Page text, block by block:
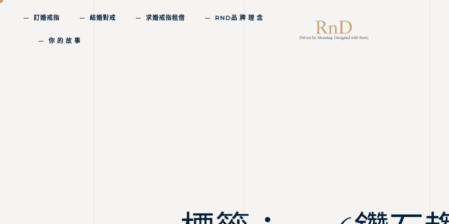
訂婚戒指 結婚對戒 求婚戒指租借 RND品 牌 理 念
你 的 故 事